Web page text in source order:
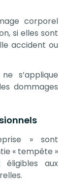
corporel
si elles sont
accident ou
s’applique
dommages
» sont
« tempête »
aux